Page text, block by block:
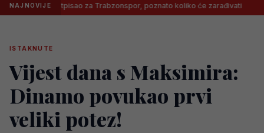
NAJNOVIJE
Salah potpisao za Trabzonspor, poznato koliko će zarađivati
ISTAKNUTE
Vijest dana s Maksimira:
Dinamo povukao prvi
veliki potez!